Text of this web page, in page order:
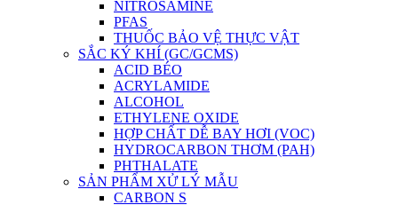
NITROSAMINE
PFAS
THUỐC BẢO VỆ THỰC VẬT
SẮC KÝ KHÍ (GC/GCMS)
ACID BÉO
ACRYLAMIDE
ALCOHOL
ETHYLENE OXIDE
HỢP CHẤT DỄ BAY HƠI (VOC)
HYDROCARBON THƠM (PAH)
PHTHALATE
SẢN PHẨM XỬ LÝ MẪU
CARBON S